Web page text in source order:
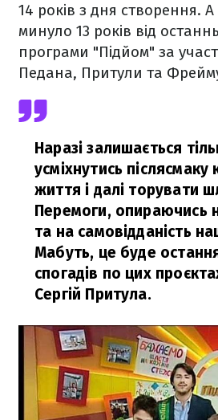
14 років з дня створення. А
минуло 13 років від
програми "Підйом" за
Педана, Притули та
Наразі залишається
усміхнутись
життя і далі торувати
Перемоги, опираючись
та на самовідданість
Мабуть, це буде
спогадів по цих
Сергій Притула.